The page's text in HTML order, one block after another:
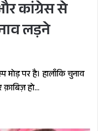
कांग्रेस से
लड़ने
मोड़ पर है। हालाँकि चुनाव
क़ाबिज़ हो…